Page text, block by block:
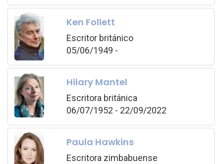
Ken Follett
Escritor británico
05/06/1949 -
Hilary Mantel
Escritora británica
06/07/1952 - 22/09/2022
Paula Hawkins
Escritora zimbabuense